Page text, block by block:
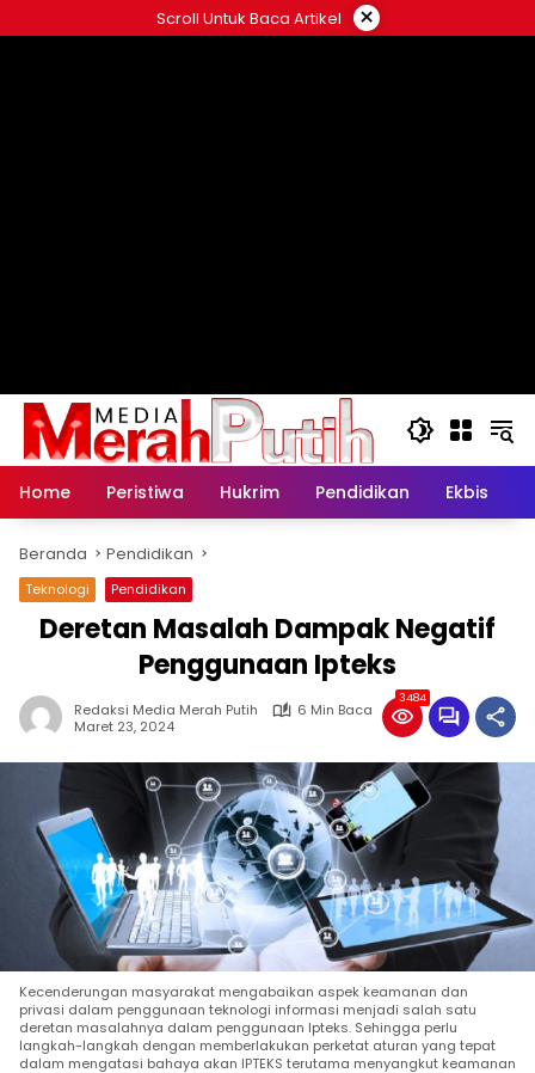
ke
Scroll Untuk Baca Artikel ×
Home Peristiwa Hukrim Pendidikan Ekbis
Beranda Pendidikan
Teknologi Pendidikan
Deretan Masalah Dampak Negatif
Penggunaan Ipteks
Redaksi Media Merah Putih
6 Min Baca
Maret 23, 2024
3484
Kecenderungan masyarakat mengabaikan aspek keamanan dan
privasi dalam penggunaan teknologi informasi menjadi salah satu
deretan masalahnya dalam penggunaan Ipteks. Sehingga perlu
langkah-langkah dengan memberlakukan perketat aturan yang tepat
dalam mengatasi bahaya akan IPTEKS terutama menyangkut keamanan